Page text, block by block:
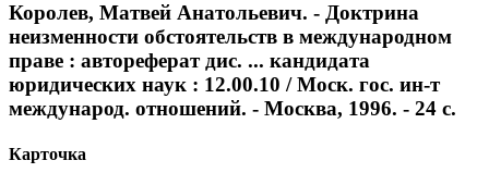
Королев, Матвей Анатольевич. - Доктрина
неизменности обстоятельств в международном
праве : автореферат дис. ... кандидата
юридических наук : 12.00.10 / Моск. гос. ин-т
международ. отношений. - Москва, 1996. - 24 с.
Карточка